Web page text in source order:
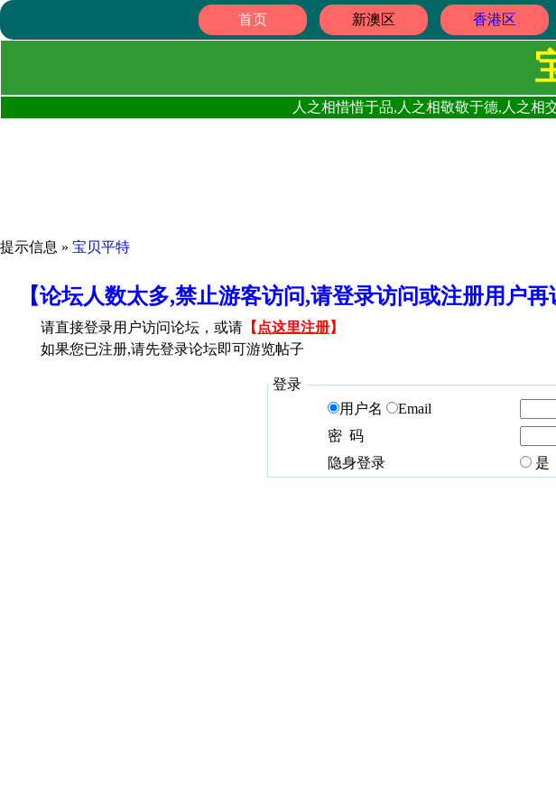
首页 新澳区 香港区
人之相惜惜于品,人之相敬敬于德,人之相
提示信息 » 宝贝平特
【论坛人数太多,禁止游客访问,请登录访问或注册用户
请直接登录用户访问论坛，或请 【 点这里注册】
如果您已注册,请先登录论坛即可游览帖子
登录
用户名
Email
密 码
隐身登录
是